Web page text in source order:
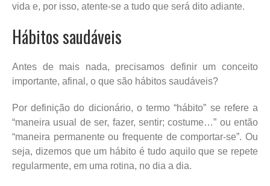
vida e, por isso, atente-se a tudo que será dito adiante.
Hábitos saudáveis
Antes de mais nada, precisamos definir um conceito
importante, afinal, o que são hábitos saudáveis?
Por definição do dicionário, o termo “hábito” se refere a
“maneira usual de ser, fazer, sentir; costume…” ou então
“maneira permanente ou frequente de comportar-se”. Ou
seja, dizemos que um hábito é tudo aquilo que se repete
regularmente, em uma rotina, no dia a dia.